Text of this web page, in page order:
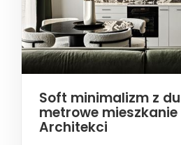
Soft minimalizm z
metrowe
Architekci